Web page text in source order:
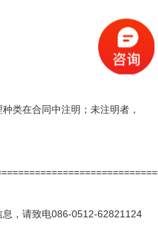
类在合同中注明；未注明者，
息，请致电086-0512-62821124